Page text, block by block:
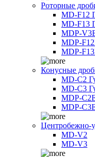
Роторные
MD-F12
MD-F13
MDP-
MDP-
MDP-
Конусные
MD-C2
MD-C3
MDP-
MDP-
Центробежно-
MD-V2
MD-V3